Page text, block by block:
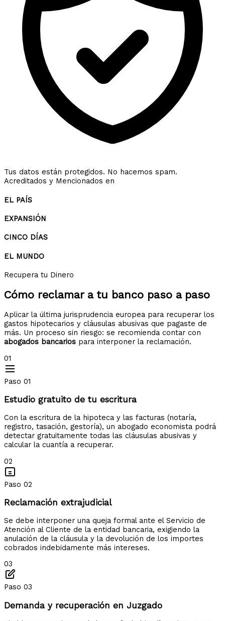
Tus datos están protegidos. No hacemos spam.
Acreditados y Mencionados en
EL PAÍS
EXPANSIÓN
CINCO DÍAS
EL MUNDO
Recupera tu Dinero
Cómo reclamar a tu banco paso a paso
Aplicar la última jurisprudencia europea para recuperar los
gastos hipotecarios y cláusulas abusivas que pagaste de
más. Un proceso sin riesgo: se recomienda contar con
abogados bancarios para interponer la reclamación.
01
Paso 01
Estudio gratuito de tu escritura
Con la escritura de la hipoteca y las facturas (notaría,
registro, tasación, gestoría), un abogado economista podrá
detectar gratuitamente todas las cláusulas abusivas y
calcular la cuantía a recuperar.
02
Paso 02
Reclamación extrajudicial
Se debe interponer una queja formal ante el Servicio de
Atención al Cliente de la entidad bancaria, exigiendo la
anulación de la cláusula y la devolución de los importes
cobrados indebidamente más intereses.
03
Paso 03
Demanda y recuperación en Juzgado